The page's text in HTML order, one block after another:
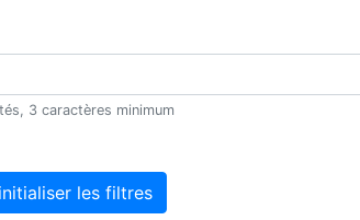
3 caractères minimum
les filtres